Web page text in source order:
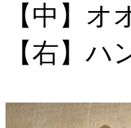
【中】
【右】